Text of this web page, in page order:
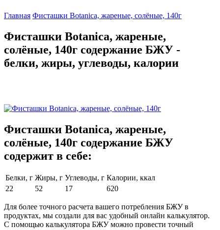
Главная Фисташки Botanica, жареные, солёные, 140г
Фисташки Botanica, жареные,
солёные, 140г содержание БЖУ -
белки, жиры, углеводы, калории
Фисташки Botanica, жареные,
солёные, 140г содержание БЖУ
содержит в себе:
Белки, г Жиры, г Углеводы, г Калории, ккал
22
52 17 620
Для более точного расчета вашего потребления БЖУ в
продуктах, мы создали для вас удобный онлайн калькулятор.
С помощью калькулятора БЖУ можно провести точный